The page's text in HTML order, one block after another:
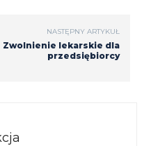
NASTĘPNY ARTYKUŁ
Zwolnienie lekarskie dla
przedsiębiorcy